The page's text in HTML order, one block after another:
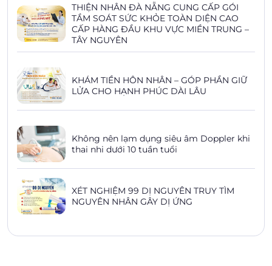
THIỆN NHÂN ĐÀ NẴNG CUNG CẤP GÓI
TẦM SOÁT SỨC KHỎE TOÀN DIỆN CAO
CẤP HÀNG ĐẦU KHU VỰC MIỀN TRUNG –
TÂY NGUYÊN
KHÁM TIỀN HÔN NHÂN – GÓP PHẦN GIỮ
LỬA CHO HẠNH PHÚC DÀI LÂU
Không nên lạm dụng siêu âm Doppler khi
thai nhi dưới 10 tuần tuổi
XÉT NGHIỆM 99 DỊ NGUYÊN TRUY TÌM
NGUYÊN NHÂN GÂY DỊ ỨNG